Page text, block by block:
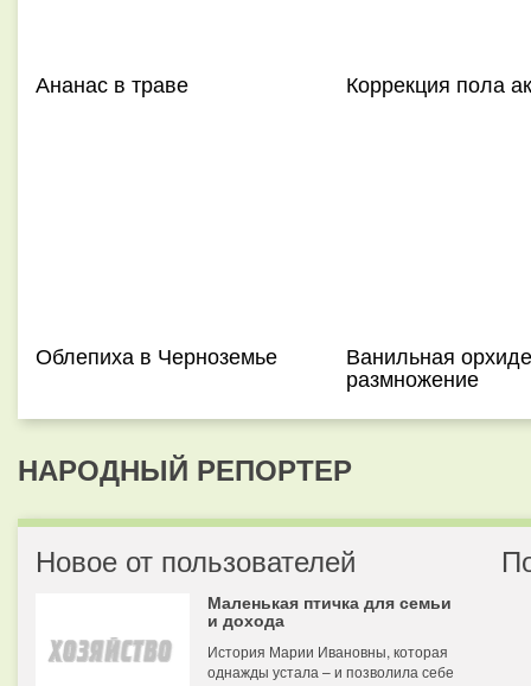
Ананас в траве Коррекция пола
Облепиха в Черноземье Ванильная
размножение
НАРОДНЫЙ РЕПОРТЕР
Новое от пользователей
Маленькая птичка для семьи
и дохода
История Марии Ивановны, которая
однажды устала – и позволила себе